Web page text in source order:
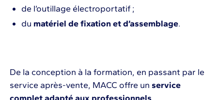
de l’outillage électroportatif ;
du matériel de fixation et d’assemblage.
De la conception à la formation, en passant par le
service après-vente, MACC offre un service